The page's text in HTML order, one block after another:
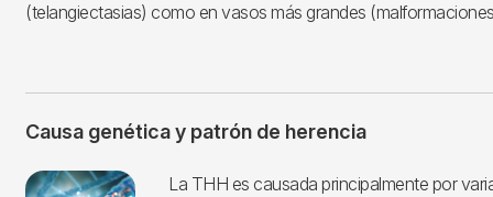
(telangiectasias) como en vasos más grandes
Causa genética y patrón de herencia
Imagen
La THH es causada principalmente por